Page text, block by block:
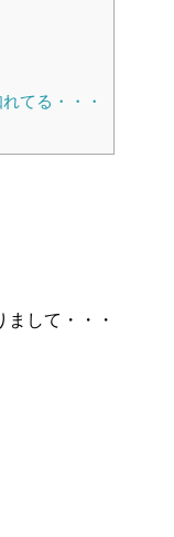
てる・・・
して・・・